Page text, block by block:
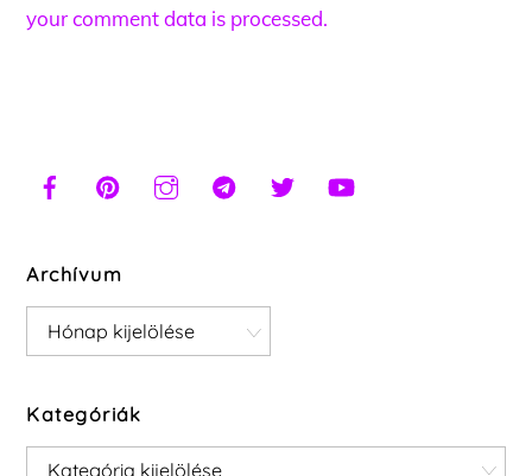
your comment data is processed.
Archívum
Archívum
Kategóriák
Kategóriák